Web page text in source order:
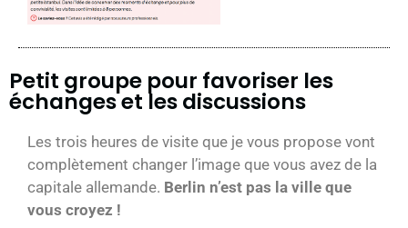
Petit groupe pour favoriser les
échanges et les discussions
Les trois heures de visite que je vous propose vont
complètement changer l’image que vous avez de la
capitale allemande. Berlin n’est pas la ville que
vous croyez !